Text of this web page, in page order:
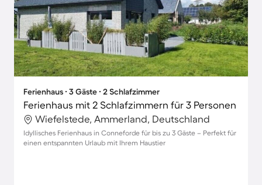
Ferienhaus ∙ 3 Gäste ∙ 2 Schlafzimmer
Ferienhaus mit 2 Schlafzimmern für 3 Personen
Wiefelstede, Ammerland, Deutschland
Idyllisches Ferienhaus in Conneforde für bis zu 3 Gäste – Perfekt für
einen entspannten Urlaub mit Ihrem Haustier